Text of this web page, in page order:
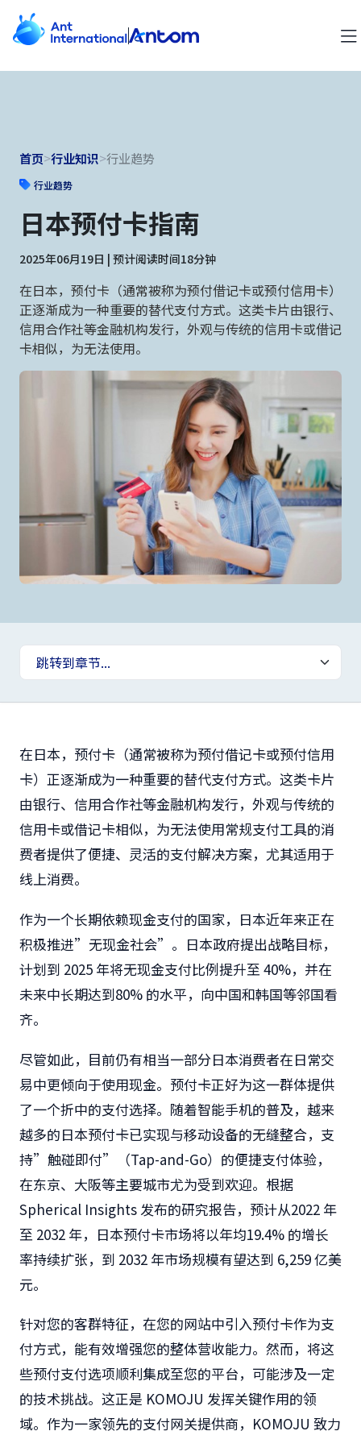
首页>行业知识>行业趋势
行业趋势
日本预付卡指南
2025年06月19日 | 预计阅读时间18分钟
在日本，预付卡（通常被称为预付借记卡或预付信用卡）
正逐渐成为一种重要的替代支付方式。这类卡片由银行、
信用合作社等金融机构发行，外观与传统的信用卡或借记
卡相似，为无法使用。
在日本，预付卡（通常被称为预付借记卡或预付信用
卡）正逐渐成为一种重要的替代支付方式。这类卡片
由银行、信用合作社等金融机构发行，外观与传统的
信用卡或借记卡相似，为无法使用常规支付工具的消
费者提供了便捷、灵活的支付解决方案，尤其适用于
线上消费。
作为一个长期依赖现金支付的国家，日本近年来正在
积极推进”无现金社会”。日本政府提出战略目标，
计划到 2025 年将无现金支付比例提升至 40%，并在
未来中长期达到80% 的水平，向中国和韩国等邻国看
齐。
尽管如此，目前仍有相当一部分日本消费者在日常交
易中更倾向于使用现金。预付卡正好为这一群体提供
了一个折中的支付选择。随着智能手机的普及，越来
越多的日本预付卡已实现与移动设备的无缝整合，支
持”触碰即付”（Tap-and-Go）的便捷支付体验，
在东京、大阪等主要城市尤为受到欢迎。根据
Spherical Insights 发布的研究报告，预计从2022 年
至 2032 年，日本预付卡市场将以年均19.4% 的增长
率持续扩张，到 2032 年市场规模有望达到 6,259 亿美
元。
针对您的客群特征，在您的网站中引入预付卡作为支
付方式，能有效增强您的整体营收能力。然而，将这
些预付支付选项顺利集成至您的平台，可能涉及一定
的技术挑战。这正是 KOMOJU 发挥关键作用的领
域。作为一家领先的支付网关提供商，KOMOJU 致力